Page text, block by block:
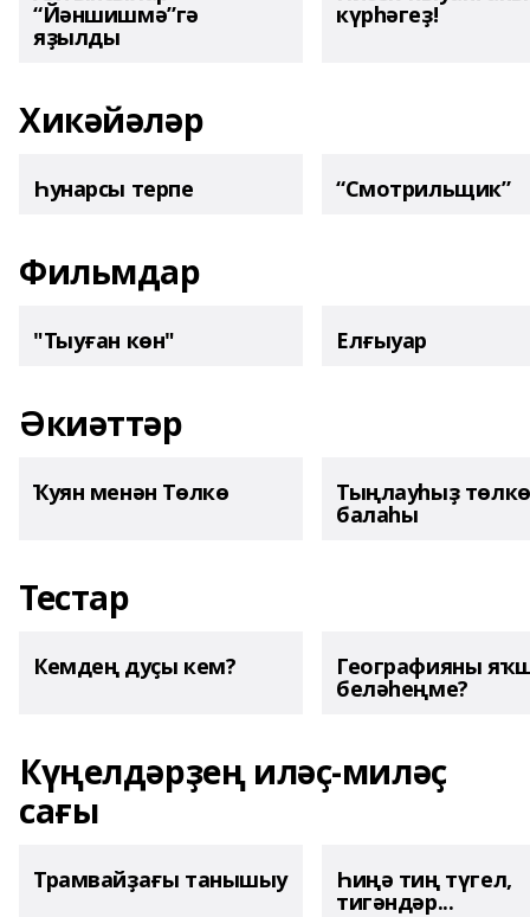
“Йәншишмә”гә
яҙылды
күрһәгеҙ!
Хикәйәләр
Һунарсы терпе “Смотрильщик”
Фильмдар
"Тыуған көн" Елғыуар
Әкиәттәр
Ҡуян менән Төлкө Тыңлауһыҙ төлкө
балаһы
Тестар
Кемдең дуҫы кем? Географияны
беләһеңме?
Күңелдәрҙең иләҫ-миләҫ
сағы
Трамвайҙағы танышыу Һиңә тиң түгел,
тигәндәр...